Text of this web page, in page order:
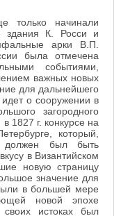
только начинали
здания К. Росси и
арки В.П.
была отмечена
событиями,
важных новых
для дальнейшего
идет о сооружении в
загородного
1827 г. конкурсе на
который,
был быть
в Византийском
новую страницу
значение для
в большей мере
новой эпохе
истоках был